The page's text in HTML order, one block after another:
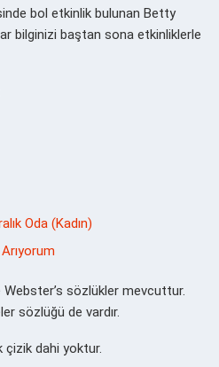
bol etkinlik bulunan Betty
bilginizi baştan sona etkinliklerle
Oda (Kadın)
Webster’s sözlükler mevcuttur.
sözlüğü de vardır.
çizik dahi yoktur.